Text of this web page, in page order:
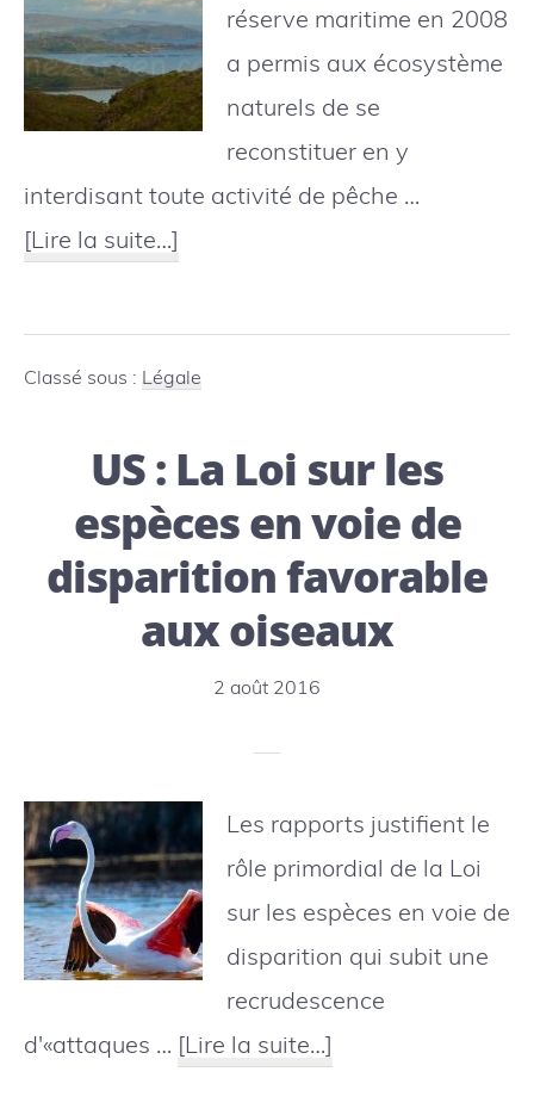
réserve maritime en 2008
a permis aux écosystème
naturels de se
reconstituer en y
interdisant toute activité de pêche …
[Lire la suite…]
:
mise
place
réseau
d’Aires
Marines
Protégées
Classé sous : Légale
US : La Loi sur les
espèces en voie de
disparition favorable
aux oiseaux
2 août 2016
Les rapports justifient le
rôle primordial de la Loi
sur les espèces en voie de
disparition qui subit une
recrudescence
d'«attaques … [Lire la suite…]